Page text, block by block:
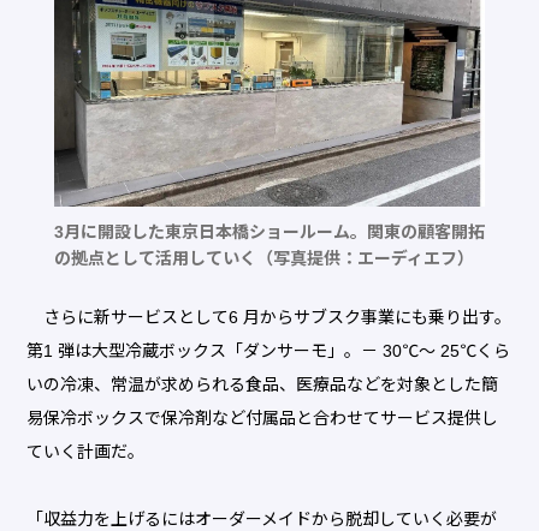
3月に開設した東京日本橋ショールーム。関東の顧客開拓
の拠点として活用していく（写真提供：エーディエフ）
さらに新サービスとして6 月からサブスク事業にも乗り出す。
第1 弾は大型冷蔵ボックス「ダンサーモ」。－ 30℃～ 25℃くら
いの冷凍、常温が求められる食品、医療品などを対象とした簡
易保冷ボックスで保冷剤など付属品と合わせてサービス提供し
ていく計画だ。
「収益力を上げるにはオーダーメイドから脱却していく必要が